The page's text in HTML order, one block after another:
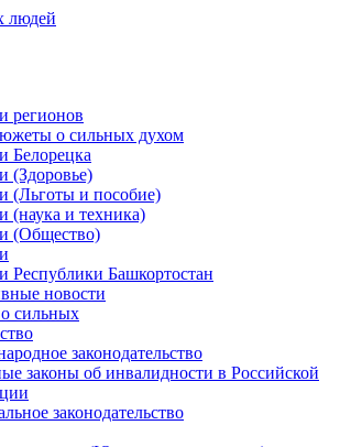
регионов
о сильных духом
Белорецка
(Здоровье)
(Льготы и пособие)
(наука и техника)
(Общество)
Республики Башкортостан
новости
сильных
законодательство
законы об инвалидности в Российской
законодательство